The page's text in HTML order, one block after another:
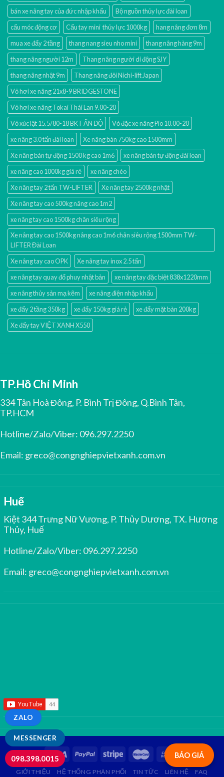
MESSENGER
ZALO
098.398.0015
bán xe nâng tay của đức nhập khẩu
Bộ nguồn thủy lực đài loan
cẩu móc động cơ
Cẩu tay mini thủy lực 1000kg
hang nâng đơn 8m
mua xe đẩy 2 tầng
thang nang sieu nho mini
thang nâng hàng 9m
thang nâng người 12m
Thang nâng người di động SJY
thang nâng nhật 9m
Thang nâng đôi Nichi-lift Japan
Vỏ hơi xe nâng 21x8-9 BRIDGESTONE
Vỏ hơi xe nâng Tokai Thái Lan 9.00-20
Vỏ xúc lật 15.5/80-18 BKT ẤN ĐỘ
Vỏ đặc xe nâng Pio 10.00-20
xe nâng 3.0 tấn đài loan
Xe nâng bàn 750kg cao 1500mm
Xe nâng bán tự động 1500 kg cao 1m6
xe nâng bán tự động đài loan
xe nâng cao 1000kg giá rẻ
xe nâng chéo
Xe nâng tay 2 tấn TW-LIFTER
Xe nâng tay 2500kg nhật
Xe nâng tay cao 500kg nâng cao 1m2
xe nâng tay cao 1500kg chân siêu rộng
Xe nâng tay cao 1500kg nâng cao 1m6 chân siêu rộng 1500mm TW-
LIFTER Đài Loan
Xe nâng tay cao OPK
Xe nâng tay inox 2.5 tấn
xe nâng tay quay đổ phuy nhật bản
xe nâng tay đặc biệt 838x1220mm
xe nâng thủy sản mạ kẽm
xe nâng điện nhập khấu
xe đẩy 2 tầng 350kg
xe đẩy 150kg giá rẻ
xe đẩy mặt bàn 200kg
Xe đẩy tay VIỆT XANH X550
TP.Hồ Chí Minh
334 Tân Hoà Đông, P. Bình Trị Đông, Q.Bình Tân,
TP.HCM
Hotline/Zalo/Viber: 096.297.2250
Email: greco@congnghiepvietxanh.com.vn
Huế
Kiệt 344 Trưng Nữ Vương, P. Thủy Dương, TX. Hương
Thủy, Huế
Hotline/Zalo/Viber: 096.297.2250
Email: greco@congnghiepvietxanh.com.vn
BÁO GIÁ
GIỚI THIỆU HỆ THỐNG PHÂN PHỐI TIN TỨC LIÊN HỆ FAQ